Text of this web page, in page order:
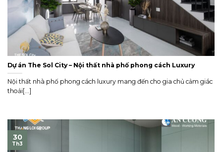
Dự án The Sol City – Nội thất nhà phố phong cách Luxury
Nội thất nhà phố phong cách luxury mang đến cho gia chủ cảm giác
thoải[...]
30
Th3